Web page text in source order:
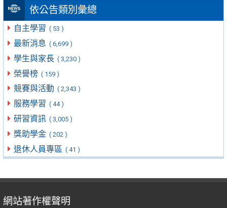
依公告類別彙總
自主學習 ( 53 )
最新消息 ( 6,699 )
學生與家長 ( 3,230 )
榮譽榜 ( 159 )
競賽與活動 ( 2,343 )
服務學習 ( 44 )
研習資訊 ( 3,005 )
獎助學金 ( 202 )
退休人員專區 ( 41 )
網站著作權聲明